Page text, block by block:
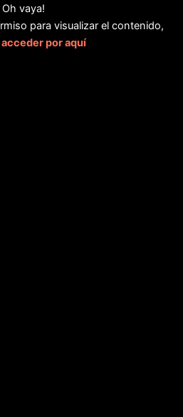
Oh vaya!
para visualizar el contenido,
por aquí